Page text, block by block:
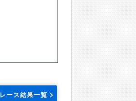
レース結果一覧